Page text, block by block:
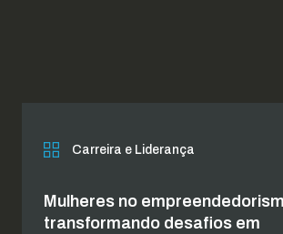
Carreira e Liderança
Mulheres no
transformando desafios em